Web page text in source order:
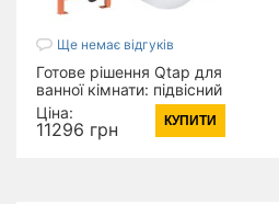
Ще немає відгуків
Готове рішення Qtap для
ванної кімнати: підвісний
унітаз Robin + комплект
інсталяції Nest 4 в 1
(квадратна клавіша
Ціна:
11296 грн КУПИТИ